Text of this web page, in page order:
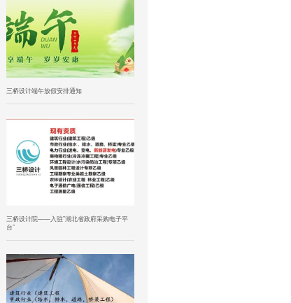
三桥设计端午放假安排通知
三桥设计院——入驻”湖北省政府采购电子平
台”